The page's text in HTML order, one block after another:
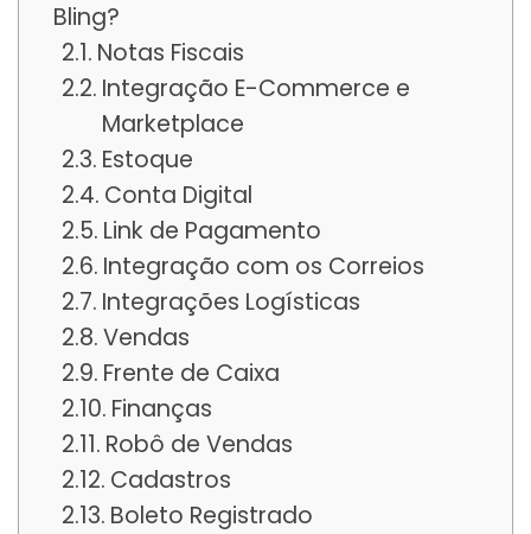
Bling?
Notas Fiscais
Integração E-Commerce e
Marketplace
Estoque
Conta Digital
Link de Pagamento
Integração com os Correios
Integrações Logísticas
Vendas
Frente de Caixa
Finanças
Robô de Vendas
Cadastros
Boleto Registrado